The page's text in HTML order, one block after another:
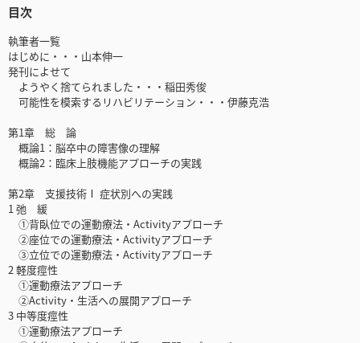
目次
執筆者一覧
はじめに・・・山本伸一
発刊によせて
ようやく捨てられました・・・稲田秀俊
可能性を模索するリハビリテーション・・・伊藤克浩
第1章 総 論
概論1：脳卒中の障害像の理解
概論2：臨床上肢機能アプローチの実践
第2章 支援技術Ⅰ 症状別への実践
1 弛 緩
①背臥位での運動療法・Activityアプローチ
②座位での運動療法・Activityアプローチ
③立位での運動療法・Activityアプローチ
2 軽度痙性
①運動療法アプローチ
②Activity・生活への展開アプローチ
3 中等度痙性
①運動療法アプローチ